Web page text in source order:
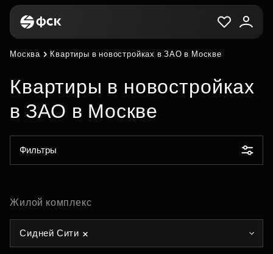
Москва Квартиры в новостройках в ЗАО в Москве
Квартиры в новостройках
в ЗАО в Москве
Фильтры
Жилой комплекс
Сидней Сити